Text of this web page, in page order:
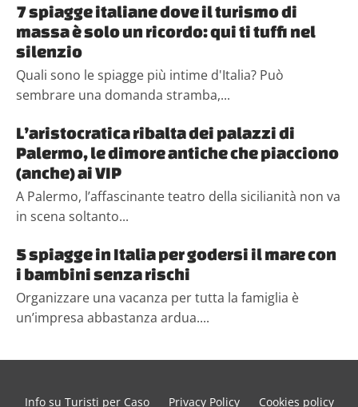
7 spiagge italiane dove il turismo di
massa è solo un ricordo: qui ti tuffi nel
silenzio
Quali sono le spiagge più intime d'Italia? Può
sembrare una domanda stramba,...
L’aristocratica ribalta dei palazzi di
Palermo, le dimore antiche che piacciono
(anche) ai VIP
A Palermo, l’affascinante teatro della sicilianità non va
in scena soltanto...
5 spiagge in Italia per godersi il mare con
i bambini senza rischi
Organizzare una vacanza per tutta la famiglia è
un’impresa abbastanza ardua....
Info su Turisti per Caso Privacy Policy Cookies policy